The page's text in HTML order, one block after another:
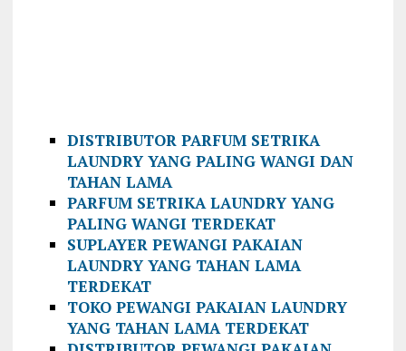
DISTRIBUTOR PARFUM SETRIKA
LAUNDRY YANG PALING WANGI DAN
TAHAN LAMA
PARFUM SETRIKA LAUNDRY YANG
PALING WANGI TERDEKAT
SUPLAYER PEWANGI PAKAIAN
LAUNDRY YANG TAHAN LAMA
TERDEKAT
TOKO PEWANGI PAKAIAN LAUNDRY
YANG TAHAN LAMA TERDEKAT